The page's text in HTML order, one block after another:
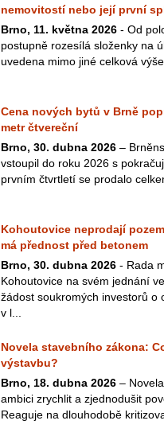
nemovitostí nebo její první
Brno, 11. května 2026 - Od
postupně rozesílá složenky na
uvedena mimo jiné celková
Cena nových bytů v Brně
metr čtvereční
Brno, 30. dubna 2026 –
vstoupil do roku 2026 s
prvním čtvrtletí se prodalo
Kohoutovice neprodají
má přednost před betonem
Brno, 30. dubna 2026 - Rada
Kohoutovice na svém jednání
žádost soukromých investorů o
v l...
Novela stavebního zákona:
výstavbu?
Brno, 18. dubna 2026 –
ambici zrychlit a zjednodušit
Reaguje na dlouhodobě